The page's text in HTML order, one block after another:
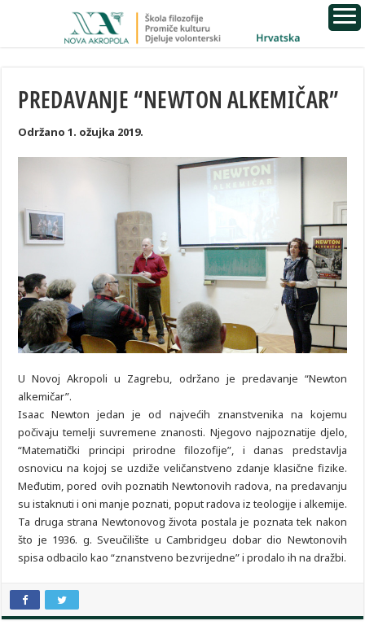
PREDAVANJE “NEWTON ALKEMIČAR”
Održano 1. ožujka 2019.
U Novoj Akropoli u Zagrebu, održano je predavanje “Newton
alkemičar”.
Isaac Newton jedan je od najvećih znanstvenika na kojemu
počivaju temelji suvremene znanosti. Njegovo najpoznatije djelo,
“Matematički principi prirodne filozofije”, i danas predstavlja
osnovicu na kojoj se uzdiže veličanstveno zdanje klasične fizike.
Međutim, pored ovih poznatih Newtonovih radova, na predavanju
su istaknuti i oni manje poznati, poput radova iz teologije i alkemije.
Ta druga strana Newtonovog života postala je poznata tek nakon
što je 1936. g. Sveučilište u Cambridgeu dobar dio Newtonovih
spisa odbacilo kao “znanstveno bezvrijedne” i prodalo ih na dražbi.